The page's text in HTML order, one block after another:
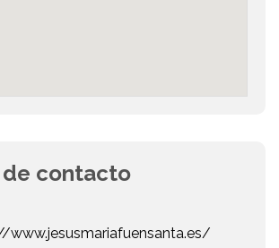
de contacto
www.jesusmariafuensanta.es/